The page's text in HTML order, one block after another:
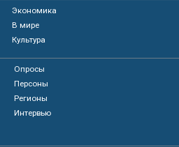
Экономика
В мире
Культура
Опросы
Персоны
Регионы
Интервью